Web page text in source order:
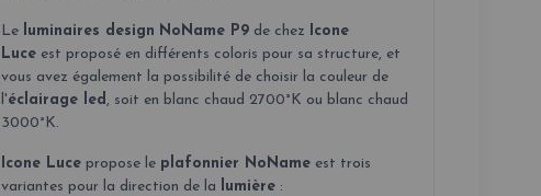
Le luminaires design NoName P9de chez
Icone
Luceest proposé en différents coloris pour sa structure, et
vous avez également la possibilité de choisir la couleur de
l'éclairage led , soit en blanc chaud 2700°K ou blanc chaud
3000°K.
Icone Lucepropose le plafonnier NoNameest trois
variantes pour la direction de la
lumière: